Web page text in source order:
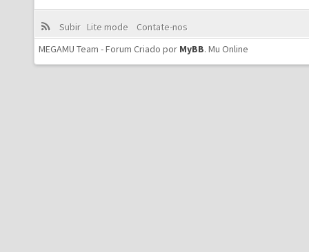
Subir Lite mode
Contate-nos
MEGAMU Team - Forum Criado por MyBB. Mu Online